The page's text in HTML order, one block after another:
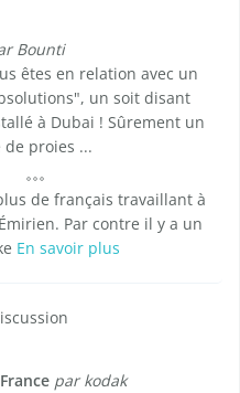
Bounti
êtes en relation avec un
un soit disant
à Dubai ! Sûrement un
de proies ...
de français travaillant à
Par contre il y a un
En savoir plus
par kodak